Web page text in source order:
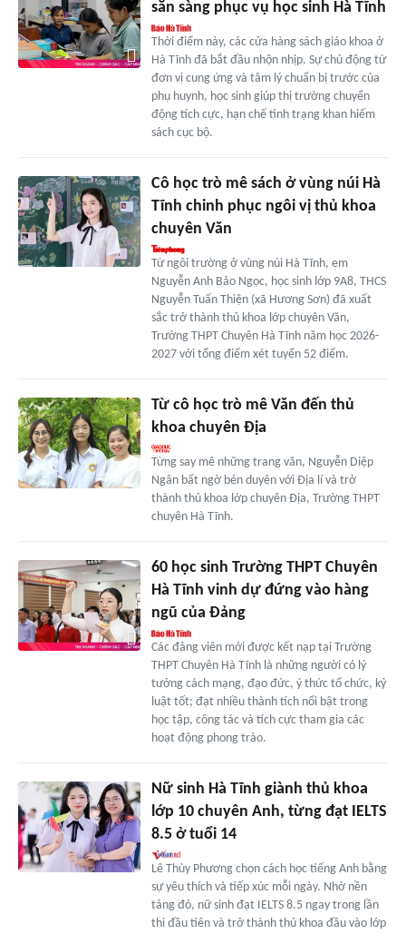
sẵn sàng phục vụ học sinh Hà Tĩnh
Thời điểm này, các cửa hàng sách giáo khoa ở
Hà Tĩnh đã bắt đầu nhộn nhịp. Sự chủ động từ
đơn vị cung ứng và tâm lý chuẩn bị trước của
phụ huynh, học sinh giúp thị trường chuyển
động tích cực, hạn chế tình trạng khan hiếm
sách cục bộ.
Cô học trò mê sách ở vùng núi Hà
Tĩnh chinh phục ngôi vị thủ khoa
chuyên Văn
Từ ngôi trường ở vùng núi Hà Tĩnh, em
Nguyễn Anh Bảo Ngọc, học sinh lớp 9A8, THCS
Nguyễn Tuấn Thiện (xã Hương Sơn) đã xuất
sắc trở thành thủ khoa lớp chuyên Văn,
Trường THPT Chuyên Hà Tĩnh năm học 2026-
2027 với tổng điểm xét tuyển 52 điểm.
Từ cô học trò mê Văn đến thủ
khoa chuyên Địa
Từng say mê những trang văn, Nguyễn Diệp
Ngân bất ngờ bén duyên với Địa lí và trở
thành thủ khoa lớp chuyên Địa, Trường THPT
chuyên Hà Tĩnh.
60 học sinh Trường THPT Chuyên
Hà Tĩnh vinh dự đứng vào hàng
ngũ của Đảng
Các đảng viên mới được kết nạp tại Trường
THPT Chuyên Hà Tĩnh là những người có lý
tưởng cách mạng, đạo đức, ý thức tổ chức, kỷ
luật tốt; đạt nhiều thành tích nổi bật trong
học tập, công tác và tích cực tham gia các
hoạt động phong trào.
Nữ sinh Hà Tĩnh giành thủ khoa
lớp 10 chuyên Anh, từng đạt IELTS
8.5 ở tuổi 14
Lê Thùy Phương chọn cách học tiếng Anh bằng
sự yêu thích và tiếp xúc mỗi ngày. Nhờ nền
tảng đó, nữ sinh đạt IELTS 8.5 ngay trong lần
thi đầu tiên và trở thành thủ khoa đầu vào lớp